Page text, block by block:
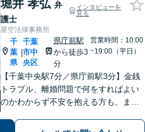
堀井 孝弘 弁
護士
インタビューを
見る
星空法律事務所
千
葉
県
|
千葉
市中
央区
県庁前駅
から徒歩3
分
営業時間：10:00
~19:00（平日）
【千葉中央駅7分／県庁前駅3分】金銭
トラブル、離婚問題で何をすればよい
のかわからず不安を抱える方も、まず
故：軽微に見えるケガでも、裁判基準